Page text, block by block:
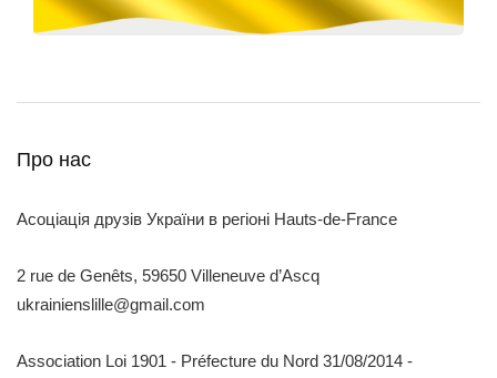
Про нас
Асоціація друзів України в регіоні Hauts-de-France
2 rue de Genêts, 59650 Villeneuve d’Ascq
ukrainienslille@gmail.com
Association Loi 1901 - Préfecture du Nord 31/08/2014 -